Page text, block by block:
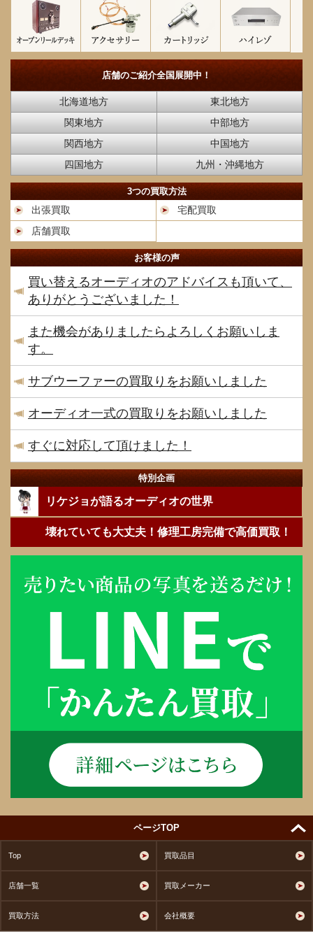
店舗のご紹介全国展開中！
北海道地方
東北地方
関東地方
中部地方
関西地方
中国地方
四国地方
九州・沖縄地方
3つの買取方法
出張買取
宅配買取
店舗買取
お客様の声
買い替えるオーディオのアドバイスも頂いて、
ありがとうございました！
また機会がありましたらよろしくお願いしま
す。
サブウーファーの買取りをお願いしました
オーディオ一式の買取りをお願いしました
すぐに対応して頂けました！
特別企画
リケジョが語るオーディオの世界
壊れていても大丈夫！修理工房完備で高価買取！
ページTOP
Top 買取品目
店舗一覧 買取メーカー
買取方法 会社概要